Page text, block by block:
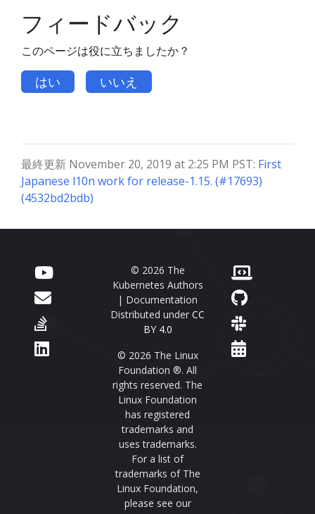
フィードバック
このページは役に立ちましたか？
はい いいえ
最終更新 November 20, 2019 at 2:25 PM PST: First
Japanese l10n work for release-1.15. (#17693)
(4532bd2bdb)
© 2026 The
Kubernetes Authors
| Documentation
Distributed under CC
BY 4.0
© 2026 The Linux
Foundation ®. All
rights reserved. The
Linux Foundation
has registered
trademarks and
uses trademarks.
For a list of
trademarks of The
Linux Foundation,
please see our